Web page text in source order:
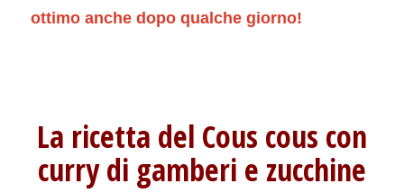
ottimo anche dopo qualche giorno!
La ricetta del Cous cous con
curry di gamberi e zucchine